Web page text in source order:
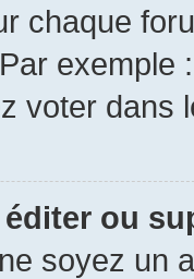
chaque
exemple
voter dans
ou
soyez un